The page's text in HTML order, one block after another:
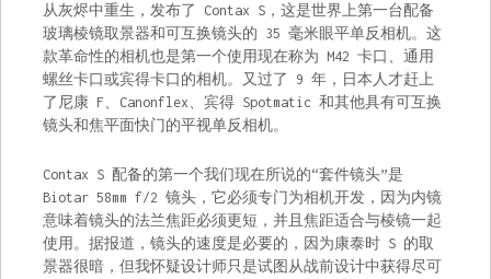
从灰烬中重生，发布了 Contax S，这是世界上第一台配备
玻璃棱镜取景器和可互换镜头的 35 毫米眼平单反相机。这
款革命性的相机也是第一个使用现在称为 M42 卡口、通用
螺丝卡口或宾得卡口的相机。又过了 9 年，日本人才赶上
了尼康 F、Canonflex、宾得 Spotmatic 和其他具有可互换
镜头和焦平面快门的平视单反相机。
Contax S 配备的第一个我们现在所说的“套件镜头”是
Biotar 58mm f/2 镜头，它必须专门为相机开发，因为内镜
意味着镜头的法兰焦距必须更短，并且焦距适合与棱镜一起
使用。据报道，镜头的速度是必要的，因为康泰时 S 的取
景器很暗，但我怀疑设计师只是试图从战前设计中获得尽可